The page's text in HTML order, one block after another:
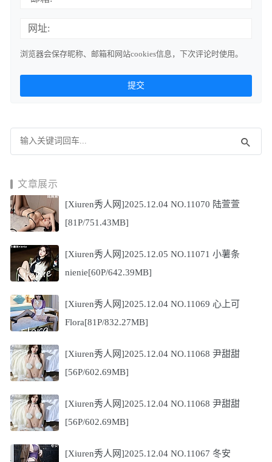
网址:
浏览器会保存昵称、邮箱和网站cookies信息，下次评论时使用。
文章展示
[Xiuren秀人网]2025.12.04 NO.11070 陆萱萱
[81P/751.43MB]
[Xiuren秀人网]2025.12.05 NO.11071 小薯条
nienie[60P/642.39MB]
[Xiuren秀人网]2025.12.04 NO.11069 心上可
Flora[81P/832.27MB]
[Xiuren秀人网]2025.12.04 NO.11068 尹甜甜
[56P/602.69MB]
[Xiuren秀人网]2025.12.04 NO.11068 尹甜甜
[56P/602.69MB]
[Xiuren秀人网]2025.12.04 NO.11067 冬安